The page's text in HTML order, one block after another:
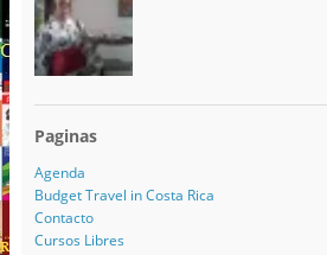
Paginas
Agenda
Budget Travel in Costa Rica
Contacto
Cursos Libres